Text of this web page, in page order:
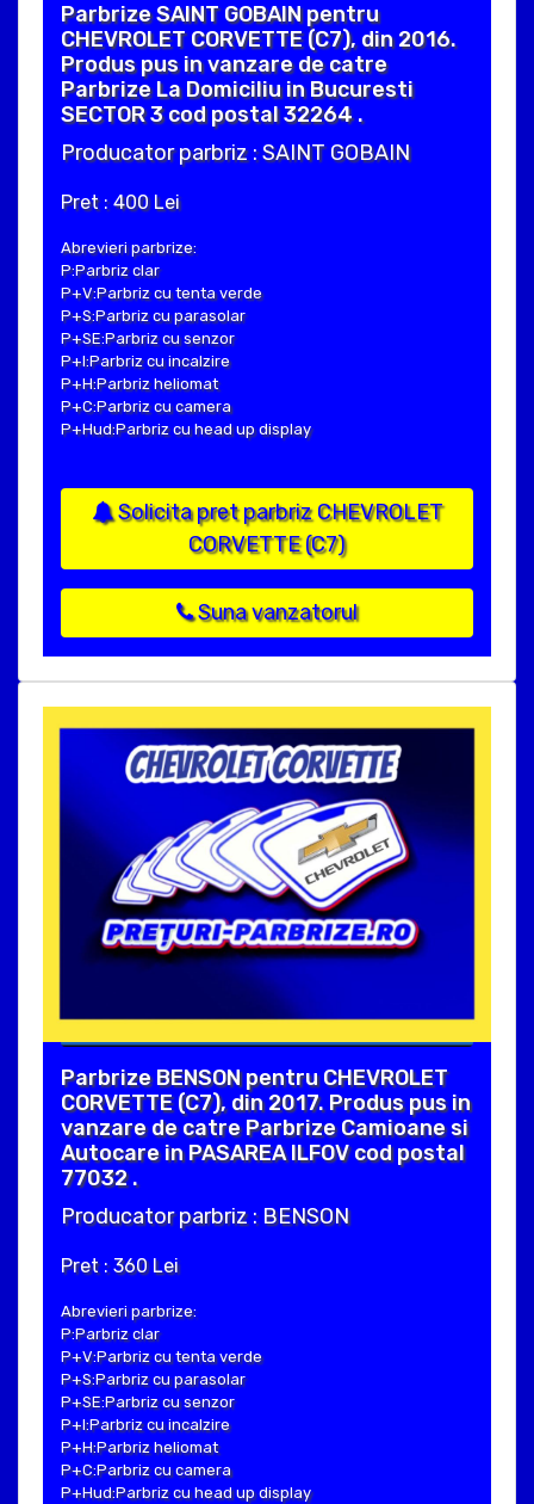
Parbrize SAINT GOBAIN pentru
CHEVROLET CORVETTE (C7), din 2016.
Produs pus in vanzare de catre
Parbrize La Domiciliu in Bucuresti
SECTOR 3 cod postal 32264 .
Producator parbriz : SAINT GOBAIN
Pret : 400 Lei
Abrevieri parbrize:
P:Parbriz clar
P+V:Parbriz cu tenta verde
P+S:Parbriz cu parasolar
P+SE:Parbriz cu senzor
P+I:Parbriz cu incalzire
P+H:Parbriz heliomat
P+C:Parbriz cu camera
P+Hud:Parbriz cu head up display
Solicita pret parbriz CHEVROLET
CORVETTE (C7)
Suna vanzatorul
Parbrize BENSON pentru CHEVROLET
CORVETTE (C7), din 2017. Produs pus in
vanzare de catre Parbrize Camioane si
Autocare in PASAREA ILFOV cod postal
77032 .
Producator parbriz : BENSON
Pret : 360 Lei
Abrevieri parbrize:
P:Parbriz clar
P+V:Parbriz cu tenta verde
P+S:Parbriz cu parasolar
P+SE:Parbriz cu senzor
P+I:Parbriz cu incalzire
P+H:Parbriz heliomat
P+C:Parbriz cu camera
P+Hud:Parbriz cu head up display